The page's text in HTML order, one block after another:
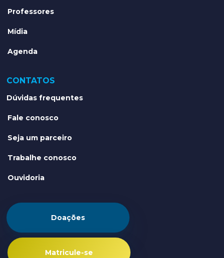
Professores
Mídia
Agenda
CONTATOS
Dúvidas frequentes
Fale conosco
Seja um parceiro
Trabalhe conosco
Ouvidoria
Doações
Matricule-se